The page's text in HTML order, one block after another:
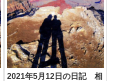
2021年5月12日の日記 相